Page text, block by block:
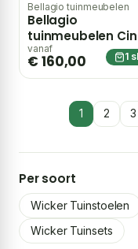
Bellagio tuinmeubelen
Bellagio
tuinmeubelen
dining tuinstoel
stapelbaar –
vanaf
€ 160,00 1
1 2 3
Per soort
Wicker Tuinstoelen
Wicker Tuinsets